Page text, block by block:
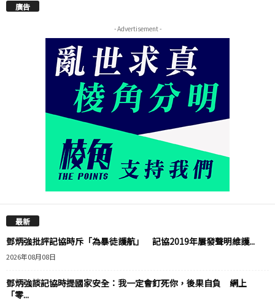
廣告
- Advertisement -
最新
鄧炳強批評記協時斥「為暴徒護航」 記協2019年屢發聲明維護...
2026年08月08日
鄧炳強談記協時提國家安全：我一定會釘死你，後果自負 網上
「零...